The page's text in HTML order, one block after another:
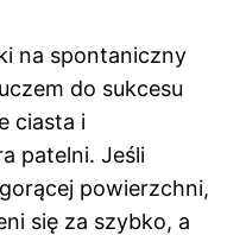
na spontaniczny
do sukcesu
ciasta i
patelni. Jeśli
powierzchni,
się za szybko, a